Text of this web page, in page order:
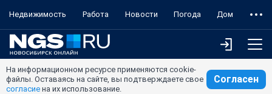
Недвижимость Работа Новости Погода Дом
На информационном ресурсе применяются cookie-
файлы. Оставаясь на сайте, вы подтверждаете свое
согласие на их использование.
Согласен